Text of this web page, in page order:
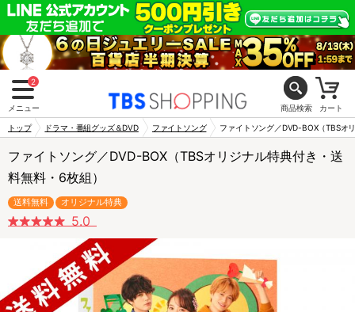
2
メニュー 商品検索 カート
トップ ドラマ・番組グッズ＆DVD ファイトソング ファイトソング／DVD-BOX（TBSオ
ファイトソング／DVD-BOX（TBSオリジナル特典付き・送
料無料・6枚組）
送料無料 オリジナル特典
5.0